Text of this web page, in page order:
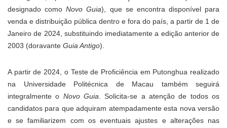
designado comoNovo Guia), que se encontra disponível para
venda e distribuição pública dentro e fora do país, a partir de 1 de
Janeiro de 2024, substituindo imediatamente a edição anterior de
2003 (doravante Guia Antigo).
A partir de 2024, o Teste de Proficiência em Putonghua realizado
na Universidade Politécnica de Macau também seguirá
integralmente o Novo Guia. Solicita-se a atenção de todos os
candidatos para que adquiram atempadamente esta nova versão
e se familiarizem com os eventuais ajustes e alterações nas